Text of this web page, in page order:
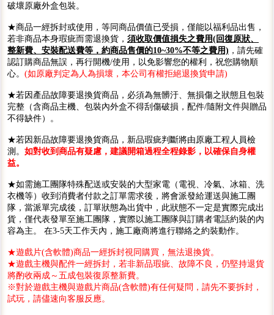
破壞原廠外盒包裝。
★商品一經拆封或使用，等同商品價值已受損，僅能以福利品出售，
若非商品本身瑕疵而需退換貨， 須收取價值損失之費用(回復原狀、
整新費、安裝配送費等，約商品售價的10~30%不等之費用) ，請先確
認訂購商品無誤，再行開機/使用，以免影響您的權利，祝您購物順
心。 (如原廠判定為人為損壞，本公司有權拒絕退換貨申請)
★若因產品故障要退換貨商品，必須為無髒汙、無損傷之狀態且包裝
完整（含商品主機、包裝內外盒不得刮傷破損，配件/隨附文件與贈品
不得缺件）。
★若因新品故障要退換貨商品，新品瑕疵判斷將由原廠工程人員檢
測。 如對收到商品有疑慮，建議開箱過程全程錄影，以確保自身權
益。
★如需施工團隊特殊配送或安裝的大型家電（電視、冷氣、冰箱、洗
衣機等）收到消費者付款之訂單需求後，將會派發給運送與施工團
隊，當派單完成後，訂單狀態為出貨中，此狀態不一定是實際完成出
貨，僅代表發單至施工團隊，實際以施工團隊與訂購者電話約裝的內
容為主。 在3-5天工作天內，施工廠商將進行聯絡之約裝動作。
★遊戲片(含軟體)商品一經拆封視同購買，無法退換貨。
★遊戲主機與配件一經拆封，若非新品瑕疵、故障不良，仍堅持退貨
將酌收兩成～五成包裝復原整新費。
※對於遊戲主機與遊戲片商品(含軟體)有任何疑問，請先不要拆封，
試玩，請儘速向客服反應。